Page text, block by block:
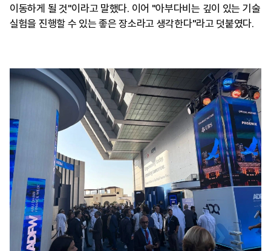
이동하게 될 것"이라고 말했다. 이어 "아부다비는 깊이 있는 기술
실험을 진행할 수 있는 좋은 장소라고 생각한다"라고 덧붙였다.